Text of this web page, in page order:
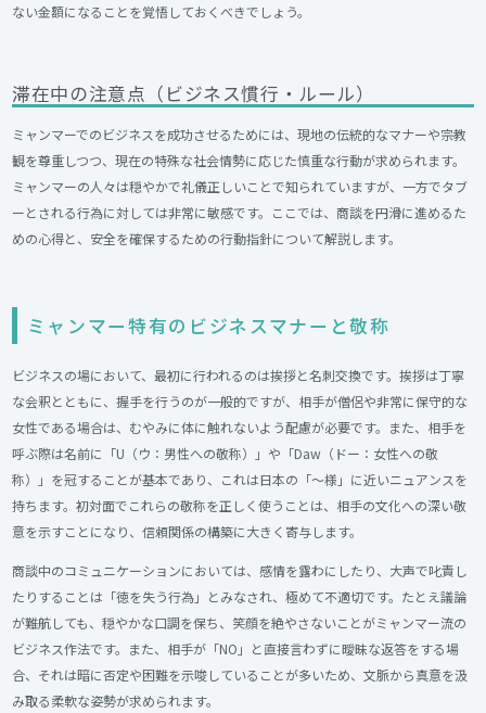
ない金額になることを覚悟しておくべきでしょう。
滞在中の注意点（ビジネス慣行・ルール）
ミャンマーでのビジネスを成功させるためには、現地の伝統的なマナーや宗教
観を尊重しつつ、現在の特殊な社会情勢に応じた慎重な行動が求められます。
ミャンマーの人々は穏やかで礼儀正しいことで知られていますが、一方でタブ
ーとされる行為に対しては非常に敏感です。ここでは、商談を円滑に進めるた
めの心得と、安全を確保するための行動指針について解説します。
ミャンマー特有のビジネスマナーと敬称
ビジネスの場において、最初に行われるのは挨拶と名刺交換です。挨拶は丁寧
な会釈とともに、握手を行うのが一般的ですが、相手が僧侶や非常に保守的な
女性である場合は、むやみに体に触れないよう配慮が必要です。また、相手を
呼ぶ際は名前に「U（ウ：男性への敬称）」や「Daw（ドー：女性への敬
称）」を冠することが基本であり、これは日本の「～様」に近いニュアンスを
持ちます。初対面でこれらの敬称を正しく使うことは、相手の文化への深い敬
意を示すことになり、信頼関係の構築に大きく寄与します。
商談中のコミュニケーションにおいては、感情を露わにしたり、大声で叱責し
たりすることは「徳を失う行為」とみなされ、極めて不適切です。たとえ議論
が難航しても、穏やかな口調を保ち、笑顔を絶やさないことがミャンマー流の
ビジネス作法です。また、相手が「NO」と直接言わずに曖昧な返答をする場
合、それは暗に否定や困難を示唆していることが多いため、文脈から真意を汲
み取る柔軟な姿勢が求められます。